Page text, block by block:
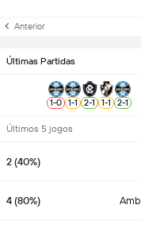
Anterior
Últimas Partidas
1-0 1-1 2-1 1-1 2-1
Últimos 5 jogos
2 (40%)
4 (80%)